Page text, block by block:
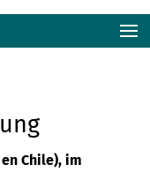
en Chile), im